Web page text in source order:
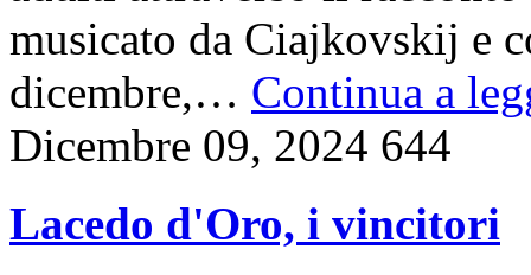
musicato da Ciajkovskij e
dicembre,… Continua a
Dicembre 09, 2024 644
Lacedo d'Oro, i vincitori